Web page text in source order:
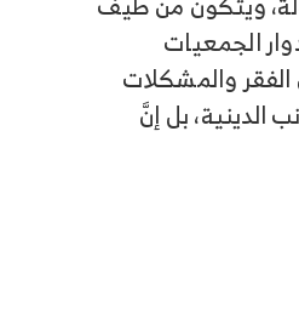
الجمعيات
والمشكلات
الدينية، بل إنَّ